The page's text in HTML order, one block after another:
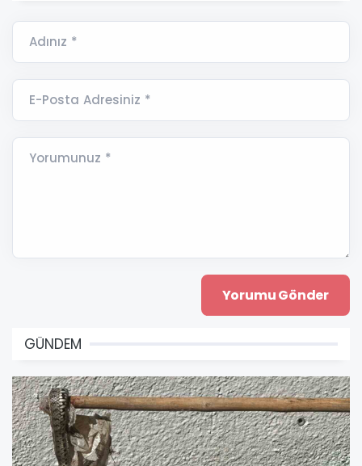
Adınız *
E-Posta Adresiniz *
Yorumunuz *
GÜNDEM